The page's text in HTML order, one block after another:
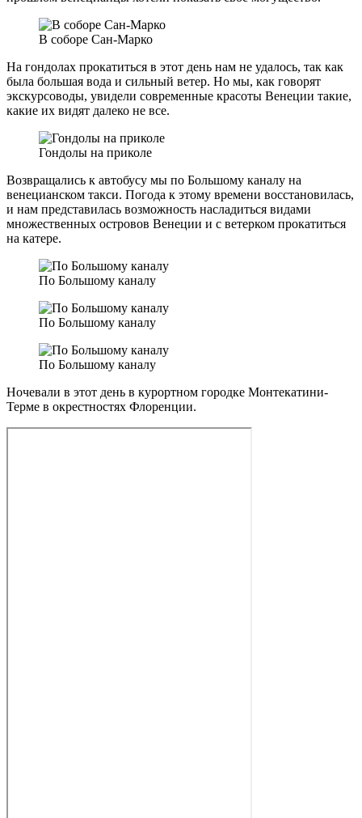
В соборе Сан-Марко
На гондолах прокатиться в этот день нам не удалось, так как
была большая вода и сильный ветер. Но мы, как говорят
экскурсоводы, увидели современные красоты Венеции такие,
какие их видят далеко не все.
Гондолы на приколе
Возвращались к автобусу мы по Большому каналу на
венецианском такси. Погода к этому времени восстановилась,
и нам представилась возможность насладиться видами
множественных островов Венеции и с ветерком прокатиться
на катере.
По Большому каналу
По Большому каналу
По Большому каналу
Ночевали в этот день в курортном городке Монтекатини-
Терме в окрестностях Флоренции.